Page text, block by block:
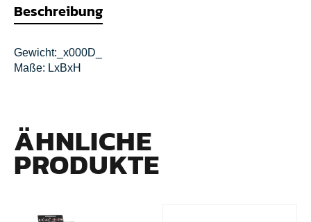
Beschreibung
Gewicht:_x000D_
Maße: LxBxH
ÄHNLICHE
PRODUKTE